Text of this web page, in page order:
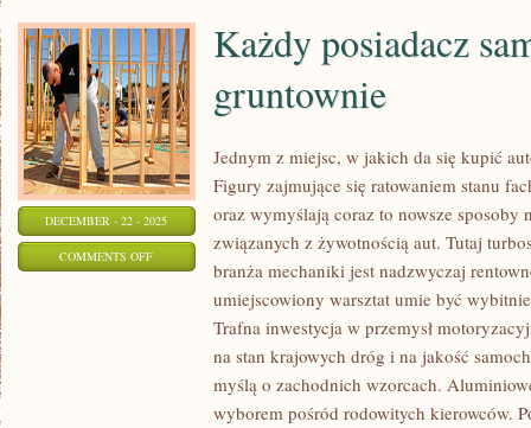
BEZPIECZNY
DECEMBER - 22 - 2025
COMMENTS OFFON
Każdy posiadacz
gruntownie
Jednym z miejsc, w jakich da się kupić
Figury zajmujące się ratowaniem stanu
oraz wymyślają coraz to nowsze sposoby
związanych z żywotnością aut. Tutaj
branża mechaniki jest nadzwyczaj
umiejscowiony warsztat umie być
Trafna inwestycja w przemysł
na stan krajowych dróg i na jakość
myślą o zachodnich wzorcach.
wyborem pośród rodowitych kierowców.